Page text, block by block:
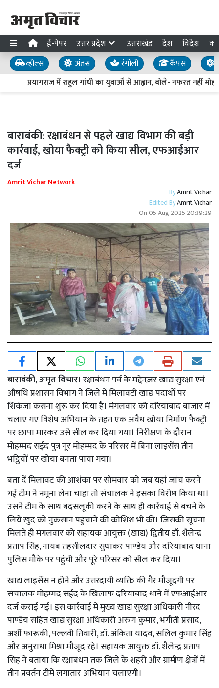
ई-पेपर उत्तर प्रदेश उत्तराखंड देश विदेश
व्हील्स अंतस रंगोली कैंपस
प्रयागराज में राहुल गांधी का युवाओं से आह्वान, बोले- नफरत नहीं
बाराबंकी: रक्षाबंधन से पहले खाद्य विभाग की बड़ी
कार्रवाई, खोया फैक्ट्री को किया सील, एफआईआर
दर्ज
Amrit Vichar Network
ByAmrit Vichar
Edited ByAmrit Vichar
On05 Aug 2025 20:39:29
बाराबंकी, अमृत विचार। रक्षाबंधन पर्व के मद्देनज़र खाद्य सुरक्षा एवं
औषधि प्रशासन विभाग ने जिले में मिलावटी खाद्य पदार्थों पर
शिकंजा कसना शुरू कर दिया है। मंगलवार को दरियाबाद बाजार में
चलाए गए विशेष अभियान के तहत एक अवैध खोया निर्माण फैक्ट्री
पर छापा मारकर उसे सील कर दिया गया। निरीक्षण के दौरान
मोहम्मद सईद पुत्र नूर मोहम्मद के परिसर में बिना लाइसेंस तीन
भट्ठियों पर खोया बनता पाया गया।
बता दें मिलावट की आशंका पर सोमवार को जब यहां जांच करने
गई टीम ने नमूना लेना चाहा तो संचालक ने इसका विरोध किया था।
उसने टीम के साथ बदसलूकी करने के साथ ही कार्रवाई से बचने के
लिये खुद को नुकसान पहुंचाने की कोशिश भी की। जिसकी सूचना
मिलते ही मंगलवार को सहायक आयुक्त (खाद्य) द्वितीय डॉ. शैलेन्द्र
प्रताप सिंह, नायब तहसीलदार सुधाकर पाण्डेय और दरियाबाद थाना
पुलिस मौके पर पहुंची और पूरे परिसर को सील कर दिया।
खाद्य लाइसेंस न होने और उत्तरदायी व्यक्ति की गैर मौजूदगी पर
संचालक मोहम्मद सईद के खिलाफ दरियाबाद थाने में एफआईआर
दर्ज कराई गई। इस कार्रवाई में मुख्य खाद्य सुरक्षा अधिकारी नीरद
पाण्डेय सहित खाद्य सुरक्षा अधिकारी अरुण कुमार, भगौती प्रसाद,
अर्शी फारूकी, पल्लवी तिवारी, डॉ. अंकिता यादव, सलिल कुमार सिंह
और अनुराधा मिश्रा मौजूद रहे। सहायक आयुक्त डॉ. शैलेन्द्र प्रताप
सिंह ने बताया कि रक्षाबंधन तक जिले के शहरी और ग्रामीण क्षेत्रों में
तीन प्रवर्तन टीमें लगातार अभियान चलाएगी।